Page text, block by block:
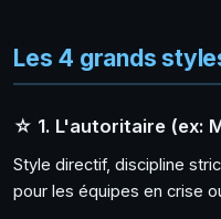
Les 4 grands
☆ 1. L'autoritaire (ex:
Style directif, discipline
pour les équipes en crise